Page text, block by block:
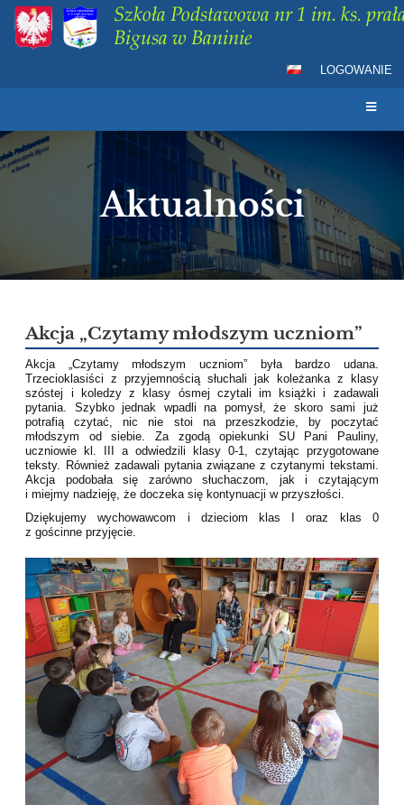
Szkoła Podstawowa nr 1 im. ks.
Bigusa w Baninie
LOGOWANIE
Aktualności
Akcja „Czytamy młodszym uczniom”
Akcja „Czytamy młodszym uczniom” była bardzo udana.
Trzecioklasiści z przyjemnością słuchali jak koleżanka z klasy
szóstej i koledzy z klasy ósmej czytali im książki i zadawali
pytania. Szybko jednak wpadli na pomysł, że skoro sami już
potrafią czytać, nic nie stoi na przeszkodzie, by poczytać
młodszym od siebie. Za zgodą opiekunki SU Pani Pauliny,
uczniowie kl. III a odwiedzili klasy 0-1, czytając przygotowane
teksty. Również zadawali pytania związane z czytanymi tekstami.
Akcja podobała się zarówno słuchaczom, jak i czytającym
i miejmy nadzieję, że doczeka się kontynuacji w przyszłości.
Dziękujemy wychowawcom i dzieciom klas I oraz klas 0
z gościnne przyjęcie.